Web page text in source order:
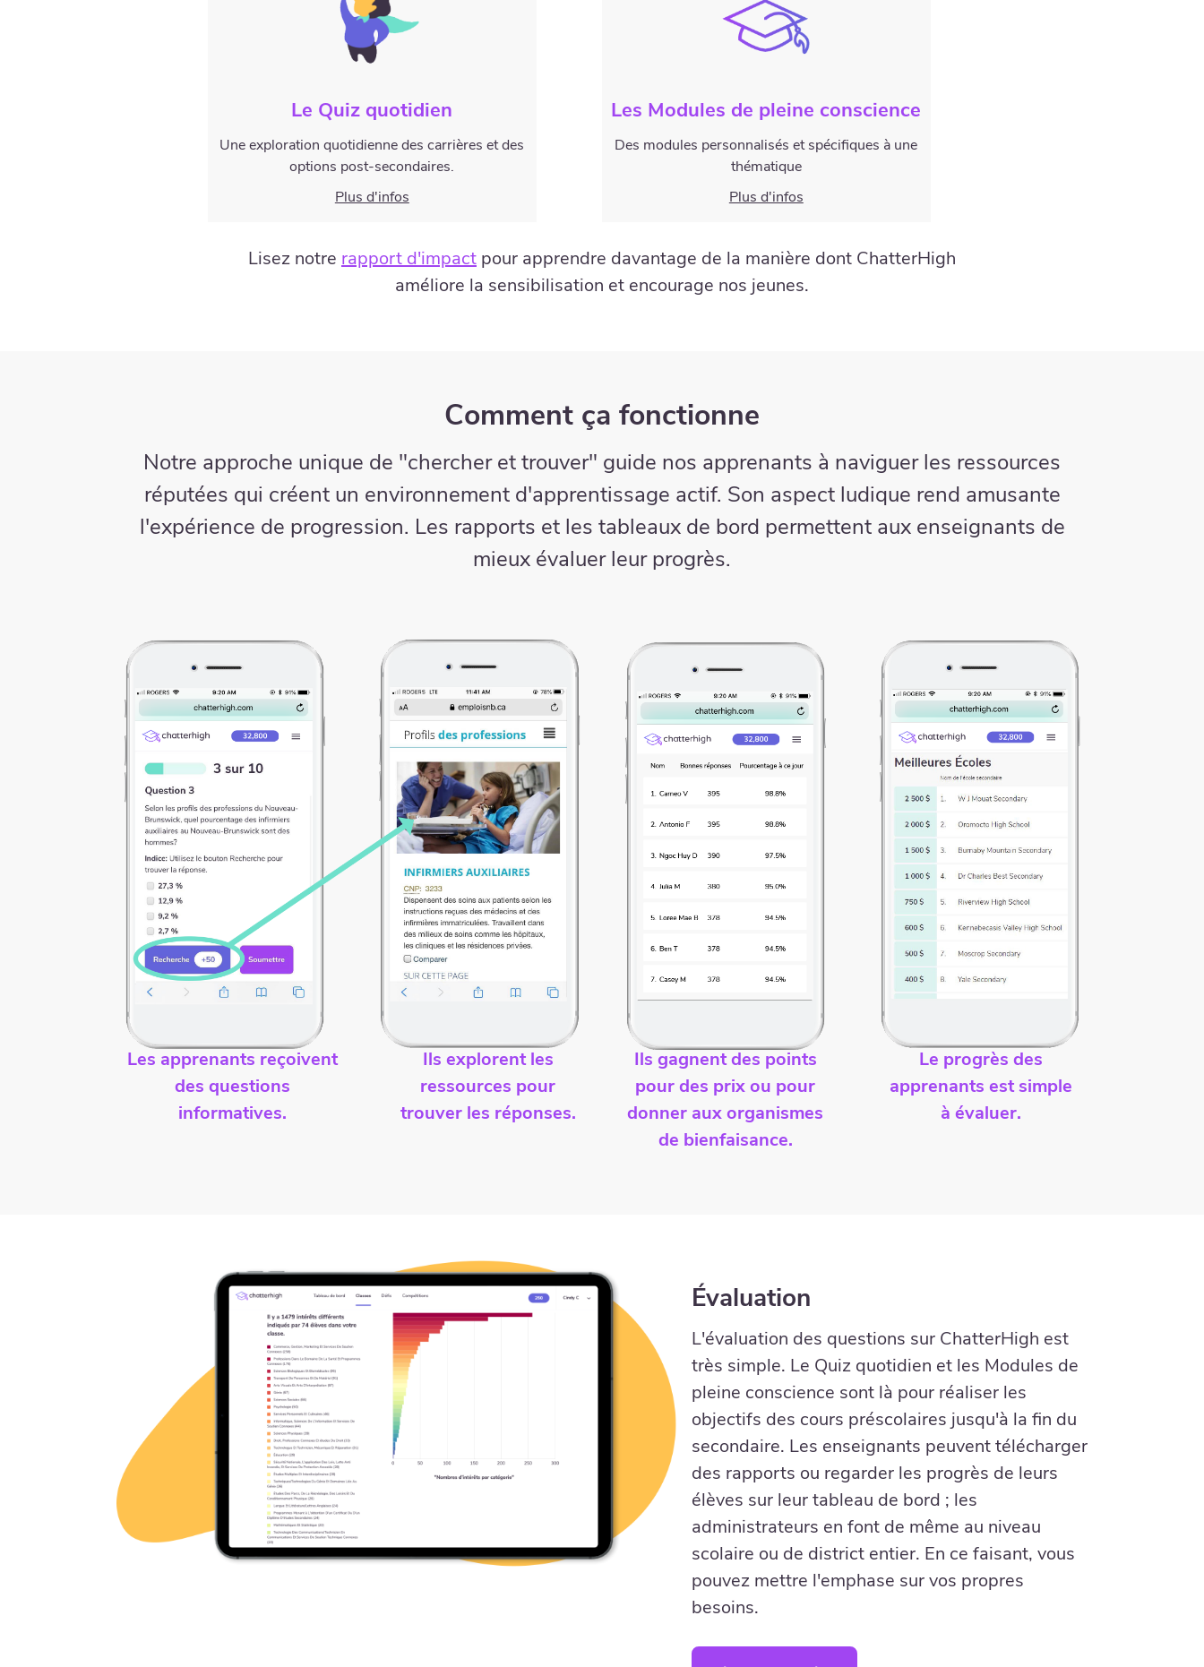
Le Quiz quotidien
Une exploration quotidienne des carrières et des
options post-secondaires.
Plus d'infos
Les Modules de pleine conscience
Des modules personnalisés et spécifiques à une
thématique
Plus d'infos
Lisez notre rapport d'impact pour apprendre davantage de la manière dont ChatterHigh
améliore la sensibilisation et encourage nos jeunes.
Comment ça fonctionne
Notre approche unique de "chercher et trouver" guide nos apprenants à naviguer les ressources
réputées qui créent un environnement d'apprentissage actif. Son aspect ludique rend amusante
l'expérience de progression. Les rapports et les tableaux de bord permettent aux enseignants de
mieux évaluer leur progrès.
Les apprenants reçoivent
des questions
informatives.
Ils explorent les
ressources pour
trouver les réponses.
Ils gagnent des points
pour des prix ou pour
donner aux organismes
de bienfaisance.
Le progrès des
apprenants est simple
à évaluer.
Évaluation
L'évaluation des questions sur ChatterHigh est
très simple. Le Quiz quotidien et les Modules de
pleine conscience sont là pour réaliser les
objectifs des cours préscolaires jusqu'à la fin du
secondaire. Les enseignants peuvent télécharger
des rapports ou regarder les progrès de leurs
élèves sur leur tableau de bord ; les
administrateurs en font de même au niveau
scolaire ou de district entier. En ce faisant, vous
pouvez mettre l'emphase sur vos propres
besoins.